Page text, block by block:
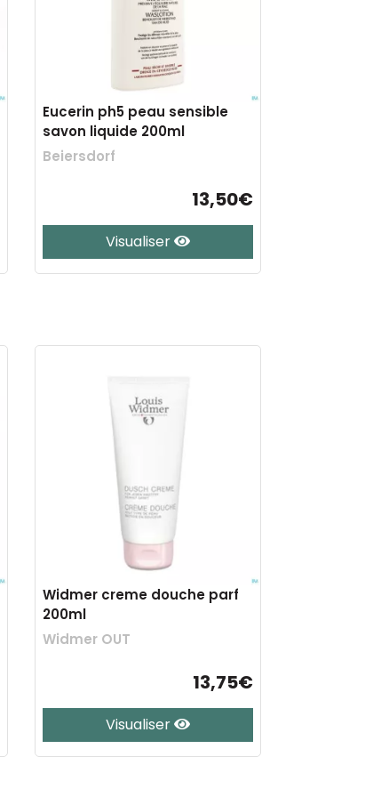
Eucerin ph5 peau sensible
savon liquide 200ml
Beiersdorf
13,50€
Visualiser
Widmer creme douche parf
200ml
Widmer OUT
13,75€
Visualiser